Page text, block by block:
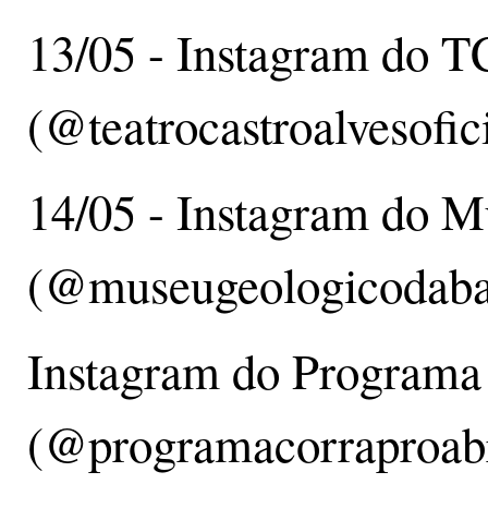
13/05 - Instagram do
14/05 - Instagram do
Instagram do